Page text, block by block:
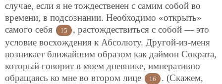
случае, если я не тождественен с самим собой во
времени, в подсознании. Необходимо «открыть»
самого себя
15
, растождествиться с собой — это
условие восхождения к Абсолюту. Другой-из-меня
возникает ближайшим образом как даймон Сократа,
который говорит в моем дневнике, императивно
обращаясь ко мне во втором лице
16 . (Скажем,